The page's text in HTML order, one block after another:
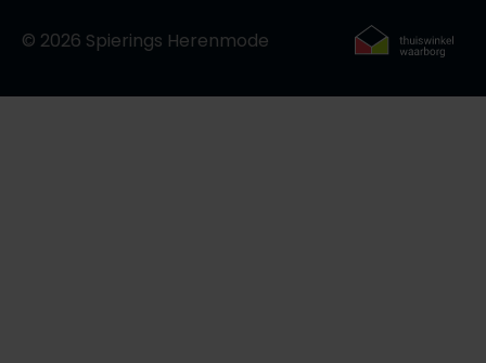
© 2026 Spierings Herenmode